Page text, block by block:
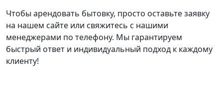
Чтобы арендовать бытовку, просто оставьте заявку
на нашем сайте или свяжитесь с нашими
менеджерами по телефону. Мы гарантируем
быстрый ответ и индивидуальный подход к каждому
клиенту!